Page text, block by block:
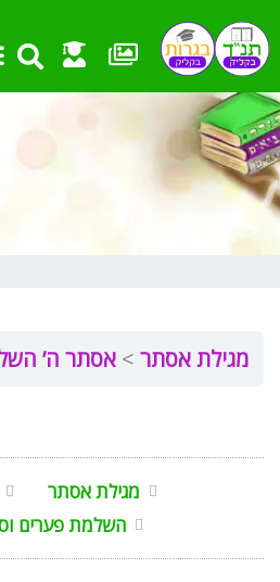
לתוכן
מגילת אסתר אסתר ה’ השלמת
מגילת אסתר
השלמת פערים